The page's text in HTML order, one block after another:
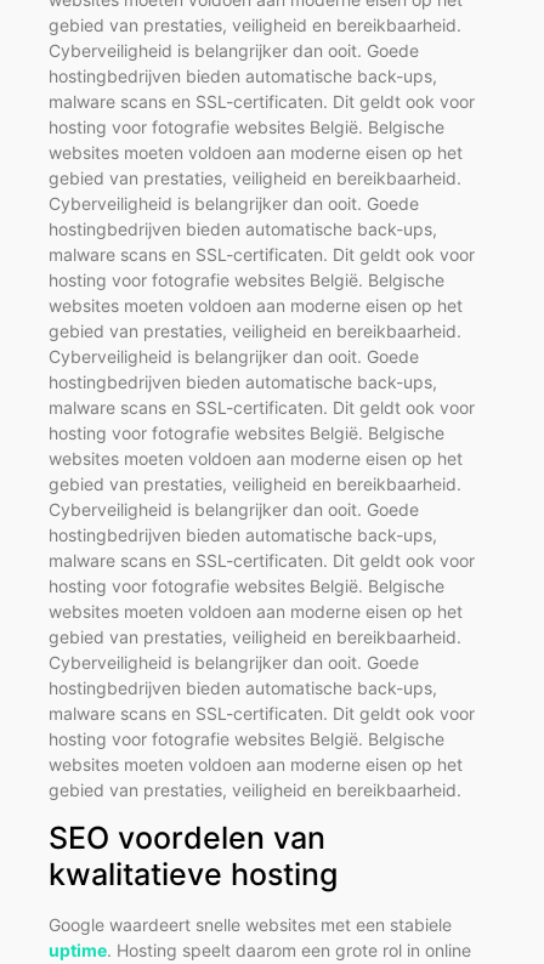
gebied van prestaties, veiligheid en bereikbaarheid.
Cyberveiligheid is belangrijker dan ooit. Goede
hostingbedrijven bieden automatische back-ups,
malware scans en SSL-certificaten. Dit geldt ook voor
hosting voor fotografie websites België. Belgische
websites moeten voldoen aan moderne eisen op het
gebied van prestaties, veiligheid en bereikbaarheid.
Cyberveiligheid is belangrijker dan ooit. Goede
hostingbedrijven bieden automatische back-ups,
malware scans en SSL-certificaten. Dit geldt ook voor
hosting voor fotografie websites België. Belgische
websites moeten voldoen aan moderne eisen op het
gebied van prestaties, veiligheid en bereikbaarheid.
Cyberveiligheid is belangrijker dan ooit. Goede
hostingbedrijven bieden automatische back-ups,
malware scans en SSL-certificaten. Dit geldt ook voor
hosting voor fotografie websites België. Belgische
websites moeten voldoen aan moderne eisen op het
gebied van prestaties, veiligheid en bereikbaarheid.
Cyberveiligheid is belangrijker dan ooit. Goede
hostingbedrijven bieden automatische back-ups,
malware scans en SSL-certificaten. Dit geldt ook voor
hosting voor fotografie websites België. Belgische
websites moeten voldoen aan moderne eisen op het
gebied van prestaties, veiligheid en bereikbaarheid.
Cyberveiligheid is belangrijker dan ooit. Goede
hostingbedrijven bieden automatische back-ups,
malware scans en SSL-certificaten. Dit geldt ook voor
hosting voor fotografie websites België. Belgische
websites moeten voldoen aan moderne eisen op het
gebied van prestaties, veiligheid en bereikbaarheid.
SEO voordelen van
kwalitatieve hosting
Google waardeert snelle websites met een stabiele
uptime. Hosting speelt daarom een grote rol in online